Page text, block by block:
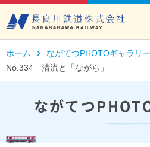
ホーム
ながてつPHOTOギャラリー
No.334 清流と「ながら」
ながてつ